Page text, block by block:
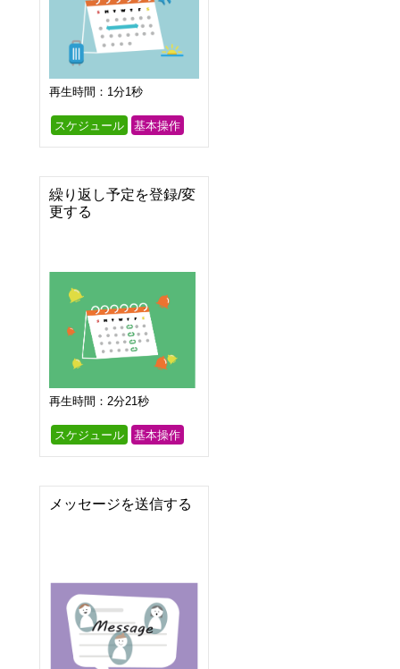
再生時間：1分1秒
スケジュール 基本操作
繰り返し予定を登録/変
更する
再生時間：2分21秒
スケジュール 基本操作
メッセージを送信する